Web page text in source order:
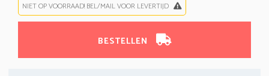
NIET OP VOORRAAD! BEL/MAIL VOOR LEVERTIJD
BESTELLEN